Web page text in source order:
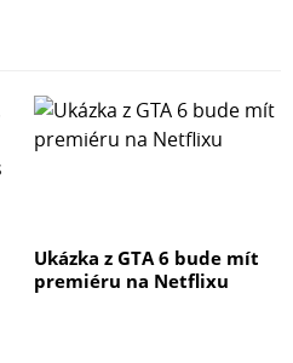
Ukázka z GTA 6 bude mít
premiéru na Netflixu